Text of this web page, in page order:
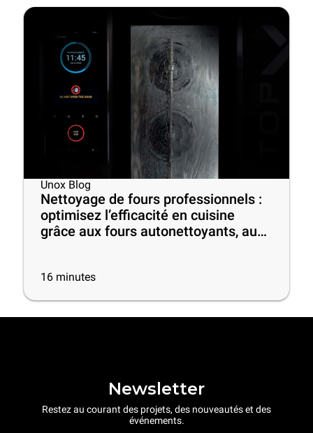
Unox Blog
Nettoyage de fours professionnels :
optimisez l’efficacité en cuisine
grâce aux fours autonettoyants, aux
16 minutes
Newsletter
Restez au courant des projets, des nouveautés et des
événements.